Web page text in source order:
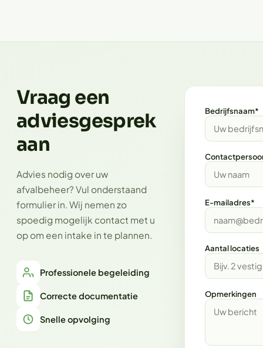
Vraag een
adviesgesprek
aan
Advies nodig over uw
afvalbeheer? Vul onderstaand
formulier in. Wij nemen zo
spoedig mogelijk contact met u
op om een intake in te plannen.
Professionele begeleiding
Correcte documentatie
Snelle opvolging
Bedrijfsnaam*
E-mailadres*
Aantal locaties
Opmerkingen